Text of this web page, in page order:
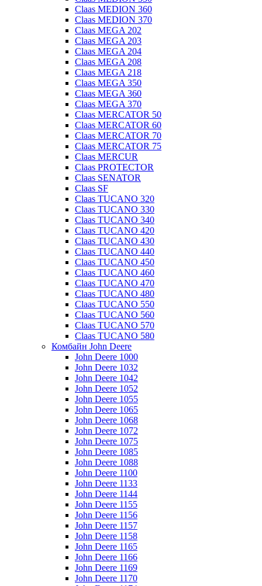
Claas MEDION 360
Claas MEDION 370
Claas MEGA 202
Claas MEGA 203
Claas MEGA 204
Claas MEGA 208
Claas MEGA 218
Claas MEGA 350
Claas MEGA 360
Claas MEGA 370
Claas MERCATOR 50
Claas MERCATOR 60
Claas MERCATOR 70
Claas MERCATOR 75
Claas MERCUR
Claas PROTECTOR
Claas SENATOR
Claas SF
Claas TUCANO 320
Claas TUCANO 330
Claas TUCANO 340
Claas TUCANO 420
Claas TUCANO 430
Claas TUCANO 440
Claas TUCANO 450
Claas TUCANO 460
Claas TUCANO 470
Claas TUCANO 480
Claas TUCANO 550
Claas TUCANO 560
Claas TUCANO 570
Claas TUCANO 580
Комбайн John Deere
John Deere 1000
John Deere 1032
John Deere 1042
John Deere 1052
John Deere 1055
John Deere 1065
John Deere 1068
John Deere 1072
John Deere 1075
John Deere 1085
John Deere 1088
John Deere 1100
John Deere 1133
John Deere 1144
John Deere 1155
John Deere 1156
John Deere 1157
John Deere 1158
John Deere 1165
John Deere 1166
John Deere 1169
John Deere 1170